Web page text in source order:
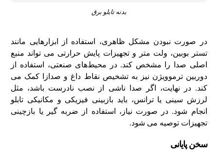
بدنه تابلو برق
در صورت نبودن مشکل ظاهری، استفاده از ابزارهایی مانند
تستر بوبین، ولت‌ متر و تجهیزات پایش حرارتی می‌ تواند منبع
اصلی صدا را مشخص کند. در محیط‌های صنعتی، استفاده از
دوربین ترموویژن نیز به تشخیص نقاط داغ و صدازا کمک می‌
کند. در نهایت، اگر صدا ناشی از نصب نادرست باشد، مثل
لرزش سینی یا ترانس، باید بازبینی فیزیکی و مکانیکی تابلو
انجام شود. در صورت نیاز، استفاده از ضربه‌ گیر یا بازچینی
تجهیزات توصیه می‌ شود.
سخن پایانی